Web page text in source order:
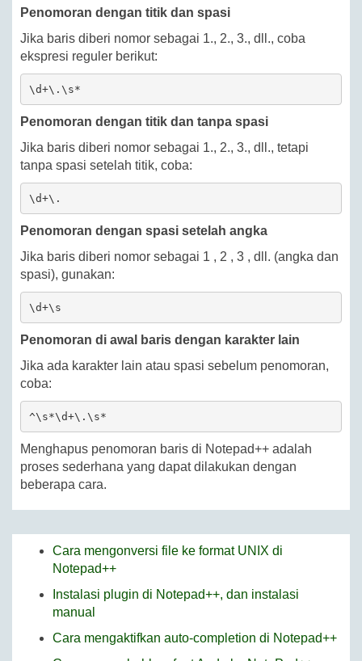
Penomoran dengan titik dan spasi
Jika baris diberi nomor sebagai 1., 2., 3., dll., coba
ekspresi reguler berikut:
\d+\.\s*
Penomoran dengan titik dan tanpa spasi
Jika baris diberi nomor sebagai 1., 2., 3., dll., tetapi
tanpa spasi setelah titik, coba:
\d+\.
Penomoran dengan spasi setelah angka
Jika baris diberi nomor sebagai 1 , 2 , 3 , dll. (angka dan
spasi), gunakan:
\d+\s
Penomoran di awal baris dengan karakter lain
Jika ada karakter lain atau spasi sebelum penomoran,
coba:
^\s*\d+\.\s*
Menghapus penomoran baris di Notepad++ adalah
proses sederhana yang dapat dilakukan dengan
beberapa cara.
Cara mengonversi file ke format UNIX di
Notepad++
Instalasi plugin di Notepad++, dan instalasi
manual
Cara mengaktifkan auto-completion di Notepad++